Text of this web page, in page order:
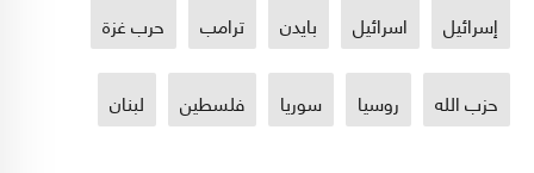
إسرائيل اسرائيل بايدن ترامب حرب غزة
حزب الله روسيا سوريا فلسطين لبنان